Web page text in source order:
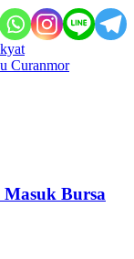
Curanmor
Bursa